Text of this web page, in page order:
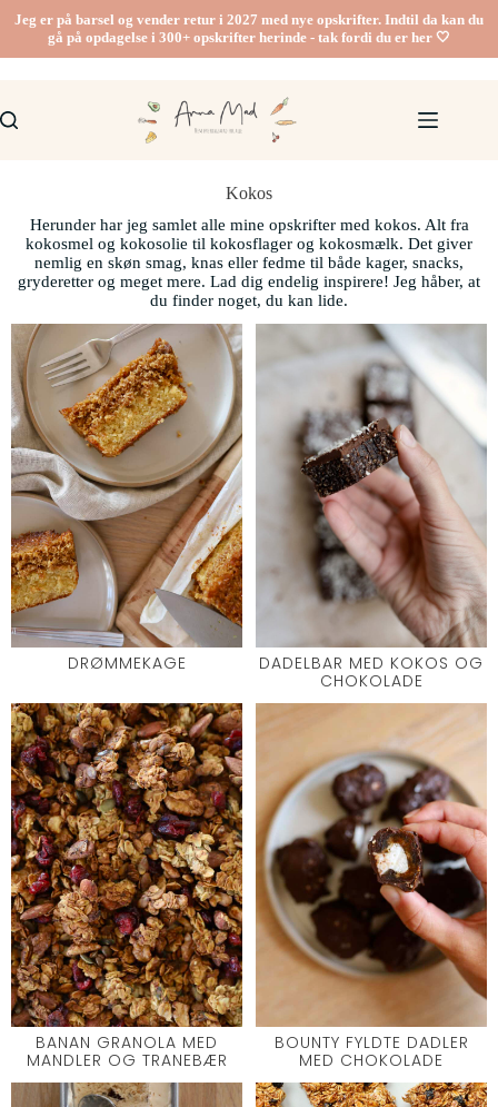
Jeg er på barsel og vender retur i 2027 med nye opskrifter. Indtil da kan du
gå på opdagelse i 300+ opskrifter herinde - tak fordi du er her 🤍
Kokos
Herunder har jeg samlet alle mine opskrifter med kokos. Alt fra
kokosmel og kokosolie til kokosflager og kokosmælk. Det giver
nemlig en skøn smag, knas eller fedme til både kager, snacks,
gryderetter og meget mere. Lad dig endelig inspirere! Jeg håber, at
du finder noget, du kan lide.
DRØMMEKAGE
DADELBAR MED KOKOS OG
CHOKOLADE
BANAN GRANOLA MED
MANDLER OG TRANEBÆR
BOUNTY FYLDTE DADLER
MED CHOKOLADE